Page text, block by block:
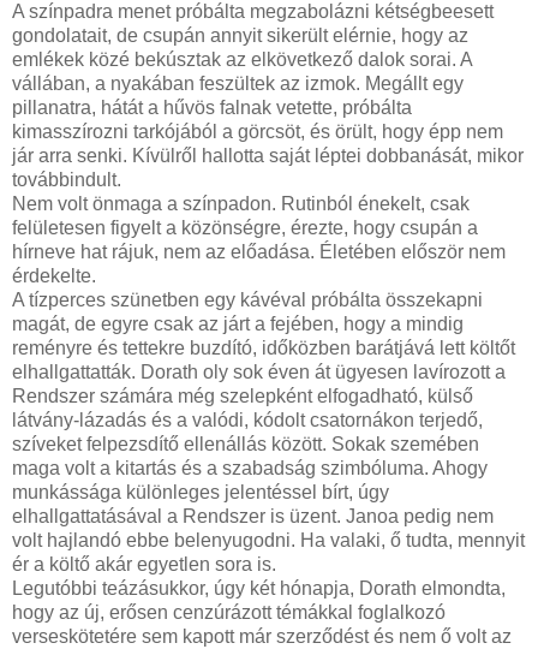
A színpadra menet próbálta megzabolázni kétségbeesett
gondolatait, de csupán annyit sikerült elérnie, hogy az
emlékek közé bekúsztak az elkövetkező dalok sorai. A
vállában, a nyakában feszültek az izmok. Megállt egy
pillanatra, hátát a hűvös falnak vetette, próbálta
kimasszírozni tarkójából a görcsöt, és örült, hogy épp nem
jár arra senki. Kívülről hallotta saját léptei dobbanását, mikor
továbbindult.
Nem volt önmaga a színpadon. Rutinból énekelt, csak
felületesen figyelt a közönségre, érezte, hogy csupán a
hírneve hat rájuk, nem az előadása. Életében először nem
érdekelte.
A tízperces szünetben egy kávéval próbálta összekapni
magát, de egyre csak az járt a fejében, hogy a mindig
reményre és tettekre buzdító, időközben barátjává lett költőt
elhallgattatták. Dorath oly sok éven át ügyesen lavírozott a
Rendszer számára még szelepként elfogadható, külső
látvány-lázadás és a valódi, kódolt csatornákon terjedő,
szíveket felpezsdítő ellenállás között. Sokak szemében
maga volt a kitartás és a szabadság szimbóluma. Ahogy
munkássága különleges jelentéssel bírt, úgy
elhallgattatásával a Rendszer is üzent. Janoa pedig nem
volt hajlandó ebbe belenyugodni. Ha valaki, ő tudta, mennyit
ér a költő akár egyetlen sora is.
Legutóbbi teázásukkor, úgy két hónapja, Dorath elmondta,
hogy az új, erősen cenzúrázott témákkal foglalkozó
verseskötetére sem kapott már szerződést és nem ő volt az